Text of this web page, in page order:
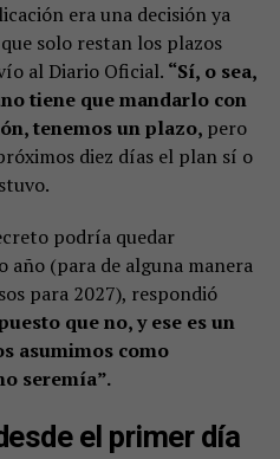
era una decisión ya
solo restan los plazos
al Diario Oficial. “Sí, o sea,
tiene que mandarlo con
tenemos un plazo, pero
diez días el plan sí o
podría quedar
año (para de alguna manera
para 2027), respondió
que no, y ese es un
asumimos como
seremía”.
el primer día